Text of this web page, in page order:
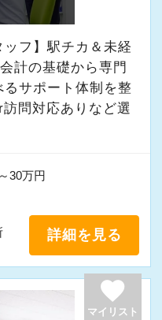
学べる方
進められる方
に対応できる方
チャレンジできる
業務改善などにも積
戦してみる」
れば、経験を活か
フ】駅チカ＆未経
計の基礎から専門
サポート体制を整
問対応ありなど選
30万円
詳細を見る
favorite
マイリスト